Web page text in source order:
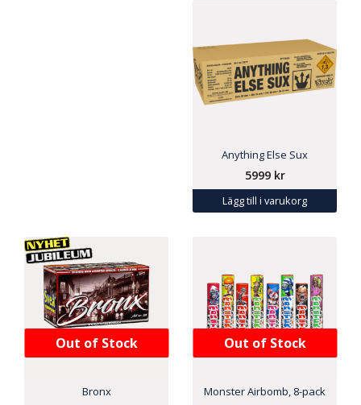
Anything Else Sux
5999 kr
Lägg till i varukorg
Out of Stock
Bronx
Out of Stock
Monster Airbomb, 8-pack